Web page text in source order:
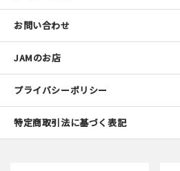
お問い合わせ
JAMのお店
プライバシーポリシー
特定商取引法に基づく表記